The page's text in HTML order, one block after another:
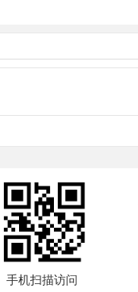
手机扫描访问